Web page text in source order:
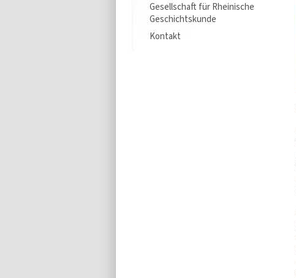
Gesellschaft für Rheinische
Geschichtskunde
Kontakt